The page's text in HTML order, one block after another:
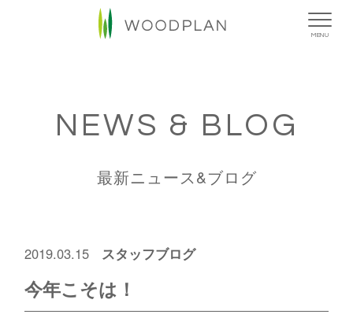
NEWS & BLOG
最新ニュース&ブログ
2019.03.15 スタッフブログ
今年こそは！
MENU